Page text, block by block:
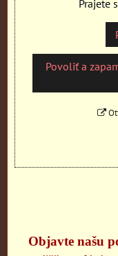
Prajete
Povoliť a
Objavte našu